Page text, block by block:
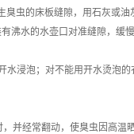
臭虫的床板缝隙，用石灰
有沸水的水壶口对准缝隙，
浸泡；对不能用开水烫泡
并经常翻动，使臭虫因高温